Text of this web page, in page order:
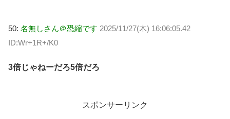
50: 名無しさん＠恐縮です 2025/11/27(木) 16:06:05.42
ID:Wr+1R+/K0
3倍じゃねーだろ5倍だろ
スポンサーリンク